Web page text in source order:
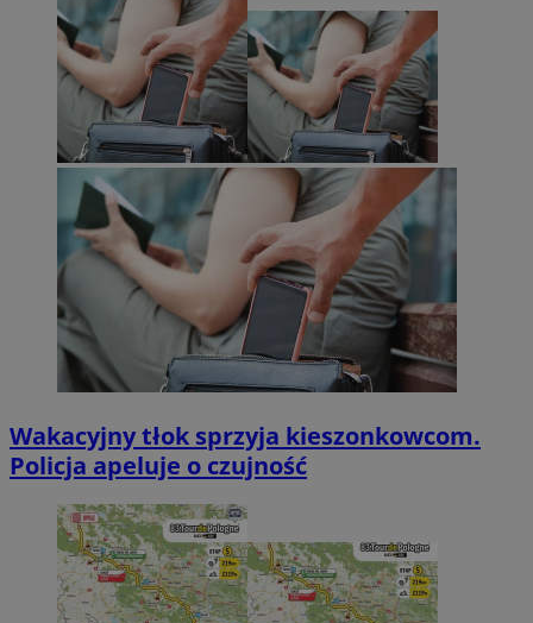
Wakacyjny tłok sprzyja kieszonkowcom.
Policja apeluje o czujność